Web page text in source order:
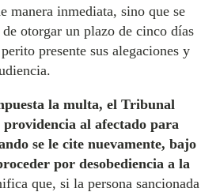
manera inmediata, sino que se
otorgar un plazo de cinco días
presente sus alegaciones y
la multa, el Tribunal
al afectado para
se le cite nuevamente, bajo
por desobediencia a la
que, si la persona sancionada